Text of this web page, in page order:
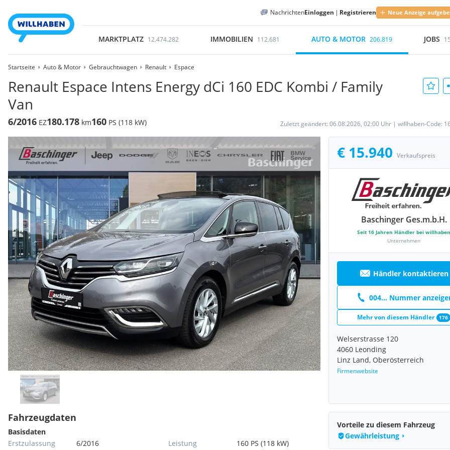
NachrichtenEinloggen | Registrieren Neue Anzeige
MARKTPLATZ 12.474.282 IMMOBILIEN 112.681 AUTO & MOTOR 206.819 JOBS
Startseite Auto & Motor Gebrauchtwagen Renault Espace
Renault Espace Intens Energy dCi 160 EDC Kombi / Family
Van
6/2016 EZ180.178 km160 PS (118 kW) Zuletzt geändert: 06.08.2026, 02:00 Uhr | willhaben-Code:
€ 15.940 Verkaufspreis
Baschinger Ges.m.b.H.
Seit 16 Jahren Händler bei willhaben
Unternehmen
Händler kontaktieren
004... Nummer
Mehr von diesem Händler 176
Welserstrasse 120
4060 Leonding
Linz Land, Oberösterreich
Firmenwebsite
Fahrzeugdaten
Basisdaten
Erstzulassung
6/2016 Leistung 160 PS (118 kW)
Vorteile zu diesem Fahrzeug
Gewährleistung